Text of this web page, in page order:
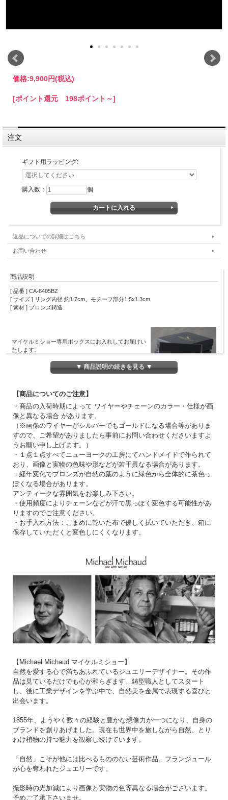
価格:9,900円(税込)
[ポイント還元 198ポイント～]
注文
ギフト用ラッピング:
購入数： 個
返品についての詳細はこちら
お問い合わせ
商品説明
[ 品番 ] CA-8405BZ
[ サイズ ] リング内径 約1.7cm、モチーフ部分1.5x1.3cm
[ 素材 ] ブロンズ鋳造
マイケルミショー専用ボックスにお入れしてお届けい
たします。
ギフト用ラッピング（リボンがけ）をご希望の方は
選択項目よりご指定ください。（100円+税）
▼ 商品説明の続きを見る ▼
【商品についてのご注意】
・商品の入荷時期によって ワイヤーやチェーンのカラー・仕様が画
像と異なる場合 があります。
（※画像のワイヤーがシルバーでもゴールドになる場合等がありま
すので、ご希望がありましたら事前にお問い合わせくださいますよ
うお願い申し上げます。）
・１点１点すべてニューヨークの工房にてハンドメイドで作られて
おり、画像と実物の色味や形などが若干異なる場合があります。
・経年変化でブロンズが自然の葉のように緑色から全体的に茶色っ
ぽくなる場合があります。
アンティークな雰囲気をお楽しみ下さい。
・使用頻度によりチェーンなどが汗で黒っぽく変色する可能性があ
りますのでご注意ください。
・お手入れ方法：こまめに乾いた布で優しく拭いていただき、箱に
保存していただくと変色しにくくなります。
【Michael Michaud マイケルミショー】
自然を愛する心で満ちあふれているジュエリーデザイナー。その作
品は見ているだけでも心が和らぎます。鋳型職人としてスタート
し、後に工業デザインを学ぶ中で、自然美を金属で表現する喜びと
出会います。
1855年、ようやく数々の経験と豊かな想像力が一つになり、自身の
ブランドを創りあげました。現在も世界中を旅しながら自然、とり
わけ植物の持つ魅力を観察し続けています。
「自然」こそが他には比べるもののない芸術作品。フランジュール
が心を奪われたジュエリーです。
撮影時の光加減により画像と実物の色等異なる場合がございます。
予めご了承下さいませ。